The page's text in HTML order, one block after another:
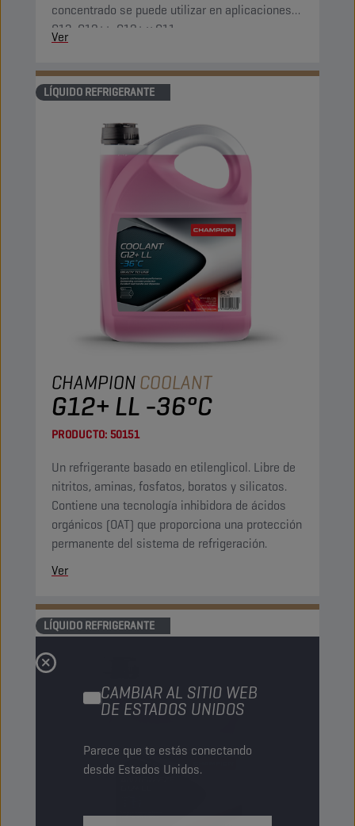
CAMBIAR AL SITIO WEB
DE ESTADOS UNIDOS
Parece que te estás conectando
desde Estados Unidos.
concentrado se puede utilizar en aplicaciones
G13, G12++, G12+ y G11.
Ver
LÍQUIDO REFRIGERANTE
CHAMPIONCOOLANT
G12+ LL -36°C
PRODUCTO: 50151
Un refrigerante basado en etilenglicol. Libre de
nitritos, aminas, fosfatos, boratos y silicatos.
Contiene una tecnología inhibidora de ácidos
orgánicos (OAT) que proporciona una protección
permanente del sistema de refrigeración.
Ver
LÍQUIDO REFRIGERANTE